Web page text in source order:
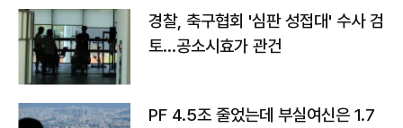
경찰, 축구협회 '심판 성접대' 수사 검
토…공소시효가 관건
PF 4.5조 줄었는데 부실여신은 1.7